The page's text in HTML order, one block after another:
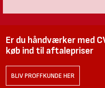
Er du håndværker med
køb ind til aftalepriser
BLIV PROFFKUNDE HER